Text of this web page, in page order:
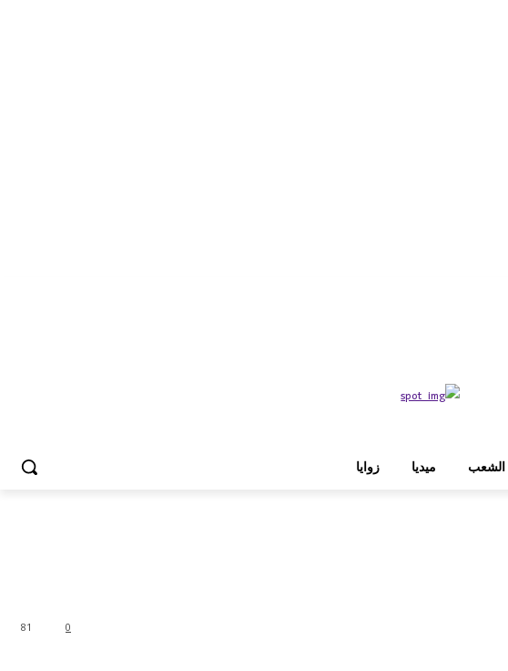
الشعب ميديا زوايا
0
81